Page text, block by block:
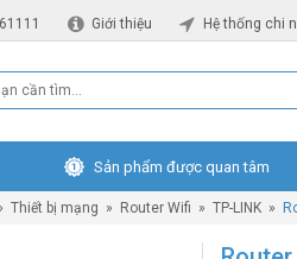
Giới thiệu Hệ thống chi
Sản phẩm được quan tâm
Thiết bị mạng » Router Wifi » TP-LINK »